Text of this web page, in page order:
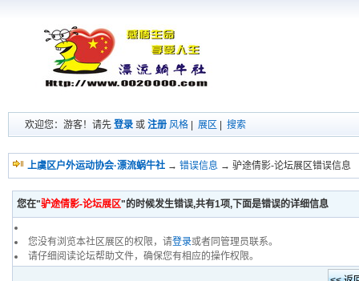
欢迎您：游客！请先 登录 或 注册 风格 展区 搜索
上虞区户外运动协会·漂流蜗牛社 → 错误信息 → 驴途倩影-论坛展区错误信息
您在"驴途倩影-论坛展区"的时候发生错误,共有1项,下面是错误的详细信息
您没有浏览本社区展区的权限，请登录或者同管理员联系。
请仔细阅读论坛帮助文件，确保您有相应的操作权限。